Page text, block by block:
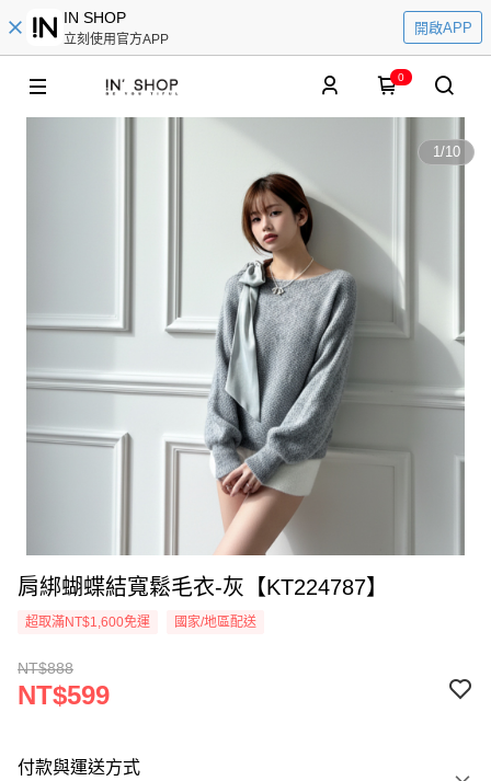
IN SHOP
立刻使用官方APP
開啟APP
0
1/10
肩綁蝴蝶結寬鬆毛衣-灰【KT224787】
超取滿NT$1,600免運 國家/地區配送
NT$888
NT$599
付款與運送方式